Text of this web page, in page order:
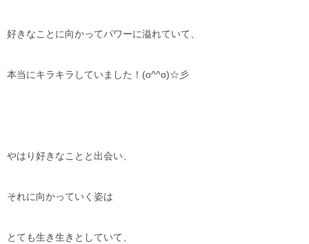
好きなことに向かってパワーに溢れていて、
本当にキラキラしていました！(o^^o)☆彡
やはり好きなことと出会い、
それに向かっていく姿は
とても生き生きとしていて、